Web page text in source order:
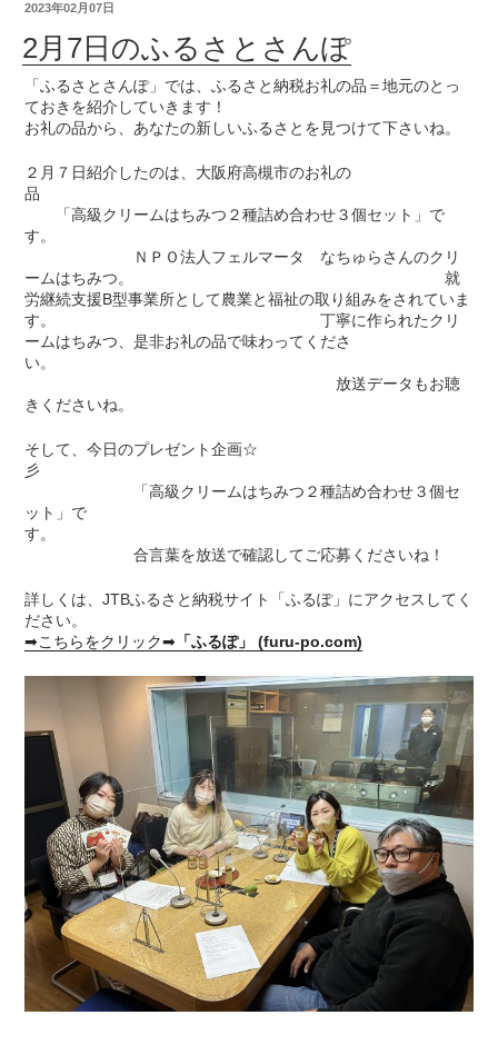
2023年02月07日
2月7日のふるさとさんぽ
「ふるさとさんぽ」では、ふるさと納税お礼の品＝地元のとっ
ておきを紹介していきます！
お礼の品から、あなたの新しいふるさとを見つけて下さいね。
２月７日紹介したのは、大阪府高槻市のお礼の
品
「高級クリームはちみつ２種詰め合わせ３個セット」で
す。
ＮＰＯ法人フェルマータ なちゅらさんのクリ
ームはちみつ。 就
労継続支援B型事業所として農業と福祉の取り組みをされていま
す。 丁寧に作られたクリ
ームはちみつ、是非お礼の品で味わってくださ
い。
放送データもお聴
きくださいね。
そして、今日のプレゼント企画☆
彡
「高級クリームはちみつ２種詰め合わせ３個セ
ット」で
す。
合言葉を放送で確認してご応募くださいね！
詳しくは、JTBふるさと納税サイト「ふるぽ」にアクセスしてく
ださい。
➡こちらをクリック➡ 「ふるぽ」 (furu-po.com)